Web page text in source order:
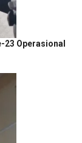
23 Operasional